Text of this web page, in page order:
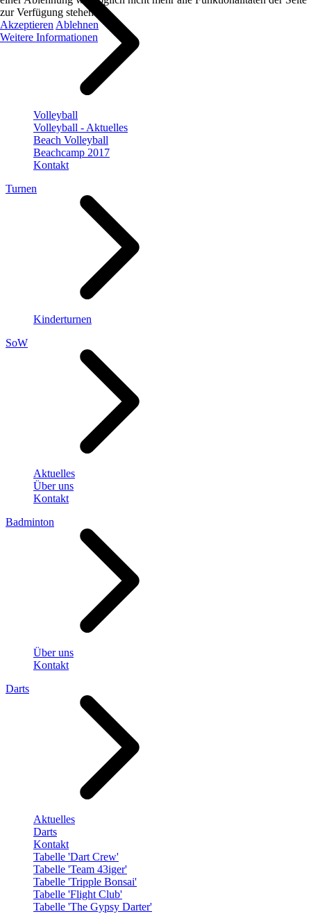
Volleyball
Volleyball - Aktuelles
Beach Volleyball
Beachcamp 2017
Kontakt
Turnen
Kinderturnen
SoW
Aktuelles
Über uns
Kontakt
Badminton
Über uns
Kontakt
Darts
Aktuelles
Darts
Kontakt
Tabelle 'Dart Crew'
Tabelle 'Team 43iger'
Tabelle 'Tripple Bonsai'
Tabelle 'Flight Club'
Tabelle 'The Gypsy Darter'
zur Verfügung stehen.
Akzeptieren Ablehnen
Weitere Informationen